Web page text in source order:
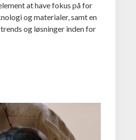
at have fokus på for
og materialer, samt en
og løsninger inden for